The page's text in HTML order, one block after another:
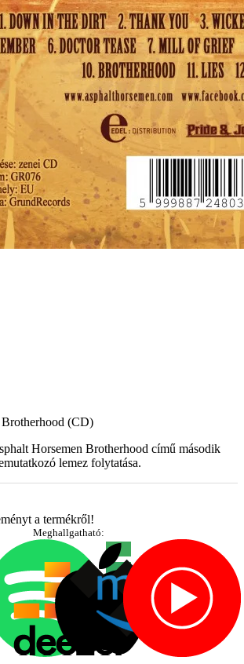
(CD)
Horsemen Brotherhood című második
lemez folytatása.
a termékről!
Meghallgatható: